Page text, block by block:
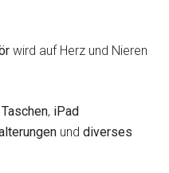
wird auf Herz und Nieren
, iPad
unddiverses